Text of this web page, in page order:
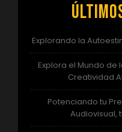
Explorando la
Explora el Mundo
Creatividad
Potenciando tu
Audiovisual,